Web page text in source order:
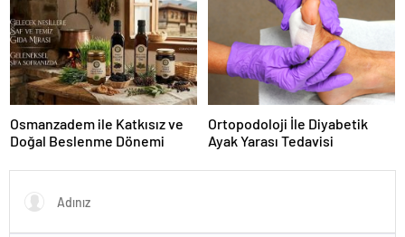
Osmanzadem ile Katkısız ve
Doğal Beslenme Dönemi
Ortopodoloji İle Diyabetik
Ayak Yarası Tedavisi